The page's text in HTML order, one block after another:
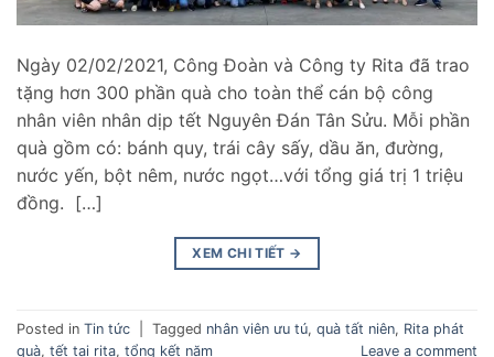
Ngày 02/02/2021, Công Đoàn và Công ty Rita đã trao
tặng hơn 300 phần quà cho toàn thể cán bộ công
nhân viên nhân dịp tết Nguyên Đán Tân Sửu. Mỗi phần
quà gồm có: bánh quy, trái cây sấy, dầu ăn, đường,
nước yến, bột nêm, nước ngọt…với tổng giá trị 1 triệu
đồng. […]
XEM CHI TIẾT →
Posted in Tin tức Tagged nhân viên ưu tú, quà tất niên, Rita phát
quà, tết tại rita, tổng kết năm Leave a comment